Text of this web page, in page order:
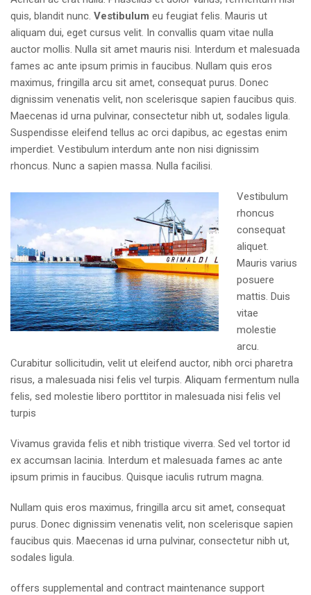
quis, blandit nunc. Vestibulum eu feugiat felis. Mauris ut
aliquam dui, eget cursus velit. In convallis quam vitae nulla
auctor mollis. Nulla sit amet mauris nisi. Interdum et malesuada
fames ac ante ipsum primis in faucibus. Nullam quis eros
maximus, fringilla arcu sit amet, consequat purus. Donec
dignissim venenatis velit, non scelerisque sapien faucibus quis.
Maecenas id urna pulvinar, consectetur nibh ut, sodales ligula.
Suspendisse eleifend tellus ac orci dapibus, ac egestas enim
imperdiet. Vestibulum interdum ante non nisi dignissim
rhoncus. Nunc a sapien massa. Nulla facilisi.
Vestibulum
rhoncus
consequat
aliquet.
Mauris varius
posuere
mattis. Duis
vitae
molestie
arcu.
Curabitur sollicitudin, velit ut eleifend auctor, nibh orci pharetra
risus, a malesuada nisi felis vel turpis. Aliquam fermentum nulla
felis, sed molestie libero porttitor in malesuada nisi felis vel
turpis
Vivamus gravida felis et nibh tristique viverra. Sed vel tortor id
ex accumsan lacinia. Interdum et malesuada fames ac ante
ipsum primis in faucibus. Quisque iaculis rutrum magna.
Nullam quis eros maximus, fringilla arcu sit amet, consequat
purus. Donec dignissim venenatis velit, non scelerisque sapien
faucibus quis. Maecenas id urna pulvinar, consectetur nibh ut,
sodales ligula.
offers supplemental and contract maintenance support